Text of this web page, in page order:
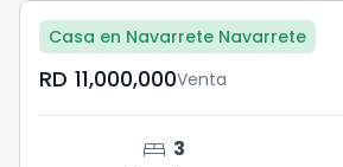
Casa en Navarrete Navarrete
RD	11,000,000Venta
bed 3